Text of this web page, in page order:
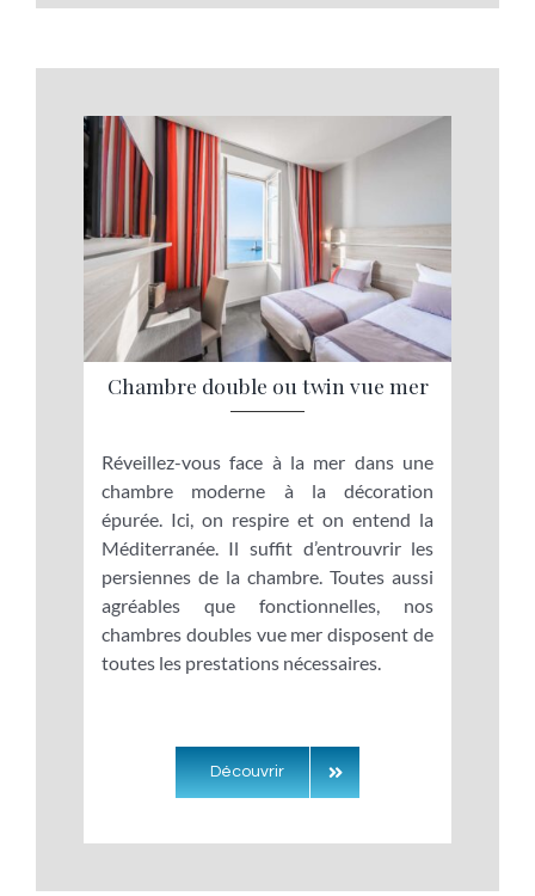
Chambre double ou twin vue mer
Réveillez-vous face à la mer dans une
chambre moderne à la décoration
épurée. Ici, on respire et on entend la
Méditerranée. Il suffit d’entrouvrir les
persiennes de la chambre. Toutes aussi
agréables que fonctionnelles, nos
chambres doubles vue mer disposent de
toutes les prestations nécessaires.
Découvrir